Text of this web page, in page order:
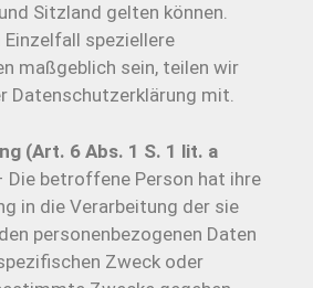
Sitzland gelten können.
speziellere
maßgeblich sein, teilen wir
Datenschutzerklärung mit.
(Art. 6 Abs. 1 S. 1 lit. a
Die betroffene Person hat ihre
in die Verarbeitung der sie
personenbezogenen Daten
Zweck oder